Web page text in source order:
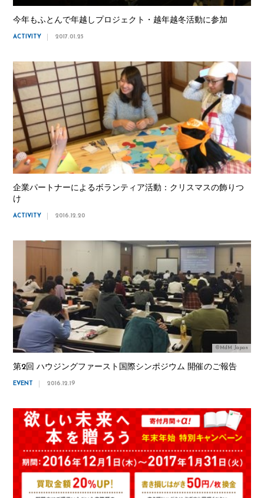
今年もふとんで年越しプロジェクト・越年越冬活動に参加
ACTIVITY 2017.01.25
企業パートナーによるボランティア活動：クリスマスの飾りつ
け
ACTIVITY 2016.12.20
©MdM Japan
第2回 ハウジングファースト国際シンポジウム 開催のご報告
EVENT 2016.12.19